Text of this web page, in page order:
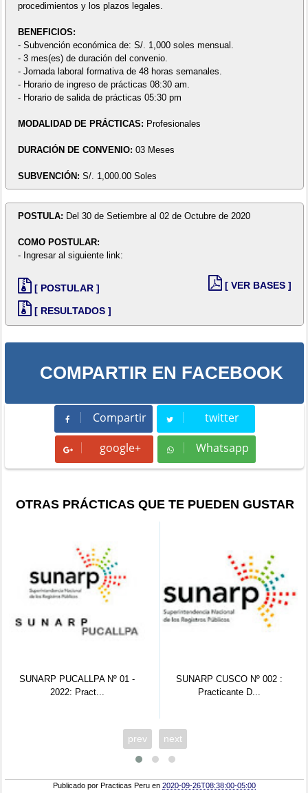
procedimientos y los plazos legales.
BENEFICIOS:
- Subvención económica de: S/. 1,000 soles mensual.
- 3 mes(es) de duración del convenio.
- Jornada laboral formativa de 48 horas semanales.
- Horario de ingreso de prácticas 08:30 am.
- Horario de salida de prácticas 05:30 pm
MODALIDAD DE PRÁCTICAS: Profesionales
DURACIÓN DE CONVENIO: 03 Meses
SUBVENCIÓN: S/. 1,000.00 Soles
POSTULA: Del 30 de Setiembre al 02 de Octubre de 2020
COMO POSTULAR:
- Ingresar al siguiente link:
[ POSTULAR ]
[ RESULTADOS ]
[ VER BASES ]
COMPARTIR EN FACEBOOK
Compartir
Compartir twitter
Tweet
google+ Whatsapp
Whatsapp
OTRAS PRÁCTICAS QUE TE PUEDEN GUSTAR
SUNARP CUSCO Nº 002 :
Practicante D...
SUNARP HUARAZ Nº 01:
Practicante De...
prev next
Publicado porPracticas Peru en2020-09-26T08:38:00-05:00